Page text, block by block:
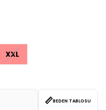
XXL
📏BEDEN TABLOSU